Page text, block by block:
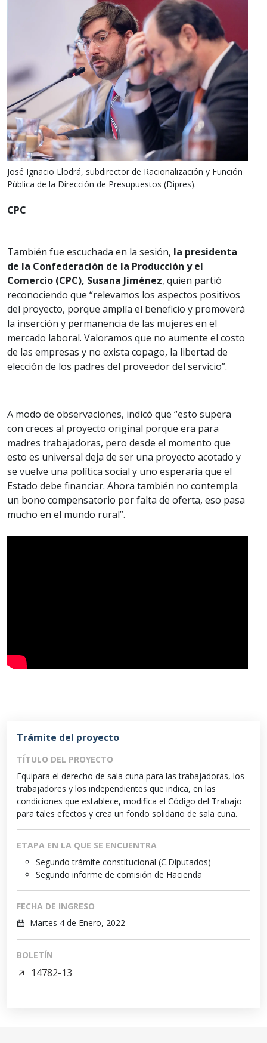
José Ignacio Llodrá, subdirector de Racionalización y Función
Pública de la Dirección de Presupuestos (Dipres).
CPC
También fue escuchada en la sesión, la presidenta
de la Confederación de la Producción y el
Comercio (CPC), Susana Jiménez, quien partió
reconociendo que “relevamos los aspectos positivos
del proyecto, porque amplía el beneficio y promoverá
la inserción y permanencia de las mujeres en el
mercado laboral. Valoramos que no aumente el costo
de las empresas y no exista copago, la libertad de
elección de los padres del proveedor del servicio”.
A modo de observaciones, indicó que “esto supera
con creces al proyecto original porque era para
madres trabajadoras, pero desde el momento que
esto es universal deja de ser una proyecto acotado y
se vuelve una política social y uno esperaría que el
Estado debe financiar. Ahora también no contempla
un bono compensatorio por falta de oferta, eso pasa
mucho en el mundo rural”.
Trámite del proyecto
TÍTULO DEL PROYECTO
Equipara el derecho de sala cuna para las trabajadoras, los
trabajadores y los independientes que indica, en las
condiciones que establece, modifica el Código del Trabajo
para tales efectos y crea un fondo solidario de sala cuna.
ETAPA EN LA QUE SE ENCUENTRA
Segundo trámite constitucional (C.Diputados)
Segundo informe de comisión de Hacienda
FECHA DE INGRESO
Martes 4 de Enero, 2022
BOLETÍN
14782-13